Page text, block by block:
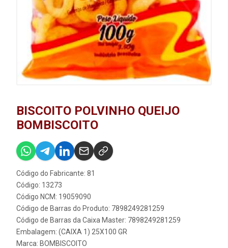
BISCOITO POLVINHO QUEIJO
BOMBISCOITO
Código do Fabricante: 81
Código: 13273
Código NCM: 19059090
Código de Barras do Produto: 7898249281259
Código de Barras da Caixa Master: 7898249281259
Embalagem: (CAIXA 1) 25X100 GR
Marca: BOMBISCOITO